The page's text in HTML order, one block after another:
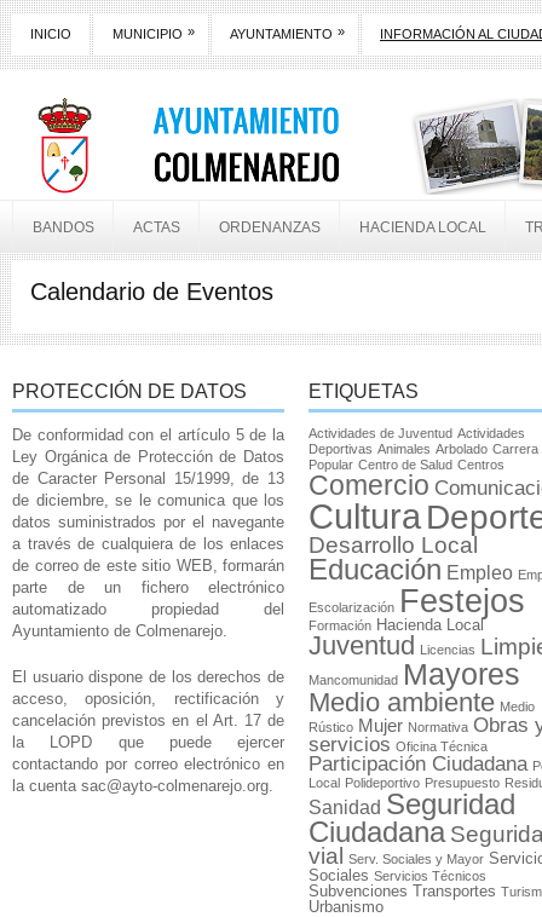
INICIO MUNICIPIO » AYUNTAMIENTO » INFORMACIÓN AL
BANDOS ACTAS ORDENANZAS HACIENDA LOCAL
Calendario de Eventos
PROTECCIÓN DE DATOS
De conformidad con el artículo 5 de la
Ley Orgánica de Protección de Datos
de Caracter Personal 15/1999, de 13
de diciembre, se le comunica que los
datos suministrados por el navegante
a través de cualquiera de los enlaces
de correo de este sitio WEB, formarán
parte de un fichero electrónico
automatizado propiedad del
Ayuntamiento de Colmenarejo.
El usuario dispone de los derechos de
acceso, oposición, rectificación y
cancelación previstos en el Art. 17 de
la LOPD que puede ejercer
contactando por correo electrónico en
la cuenta sac@ayto-colmenarejo.org.
ETIQUETAS
Actividades de Juventud Actividades
Deportivas Animales Arbolado Carrera
Popular Centro de Salud Centros
Comercio
Cultura
Desarrollo Local
Educación Empleo
Escolarización Festejos
Formación Hacienda Local
Juventud Licencias
Mancomunidad Mayores
Medio ambiente Medio
Rústico Mujer Normativa Obras
servicios Oficina Técnica
Participación Ciudadana
Local Polideportivo Presupuesto
Sanidad Seguridad
Ciudadana
vial
Serv. Sociales y Mayor
Sociales Servicios Técnicos
Subvenciones Transportes
Urbanismo